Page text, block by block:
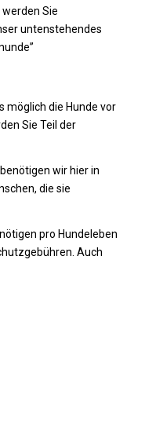
Sie
untenstehendes
möglich die Hunde vor
Sie Teil der
wir hier in
die sie
pro Hundeleben
Auch